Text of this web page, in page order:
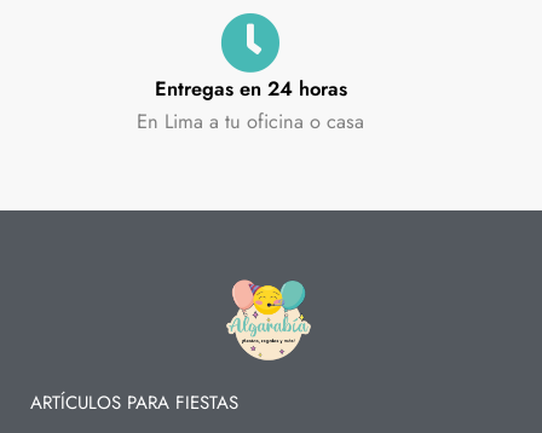
Entregas en 24 horas
En Lima a tu oficina o casa
ARTÍCULOS PARA FIESTAS